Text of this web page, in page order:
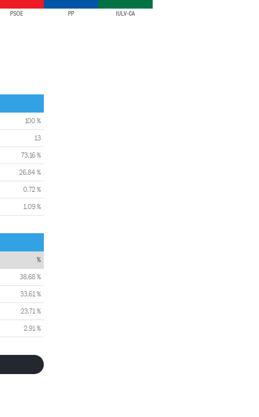
PSOE PP IULV-CA
100 %
13
73,16 %
26,84 %
0,72 %
1,09 %
%
38,68 %
33,61 %
23,71 %
2,91 %